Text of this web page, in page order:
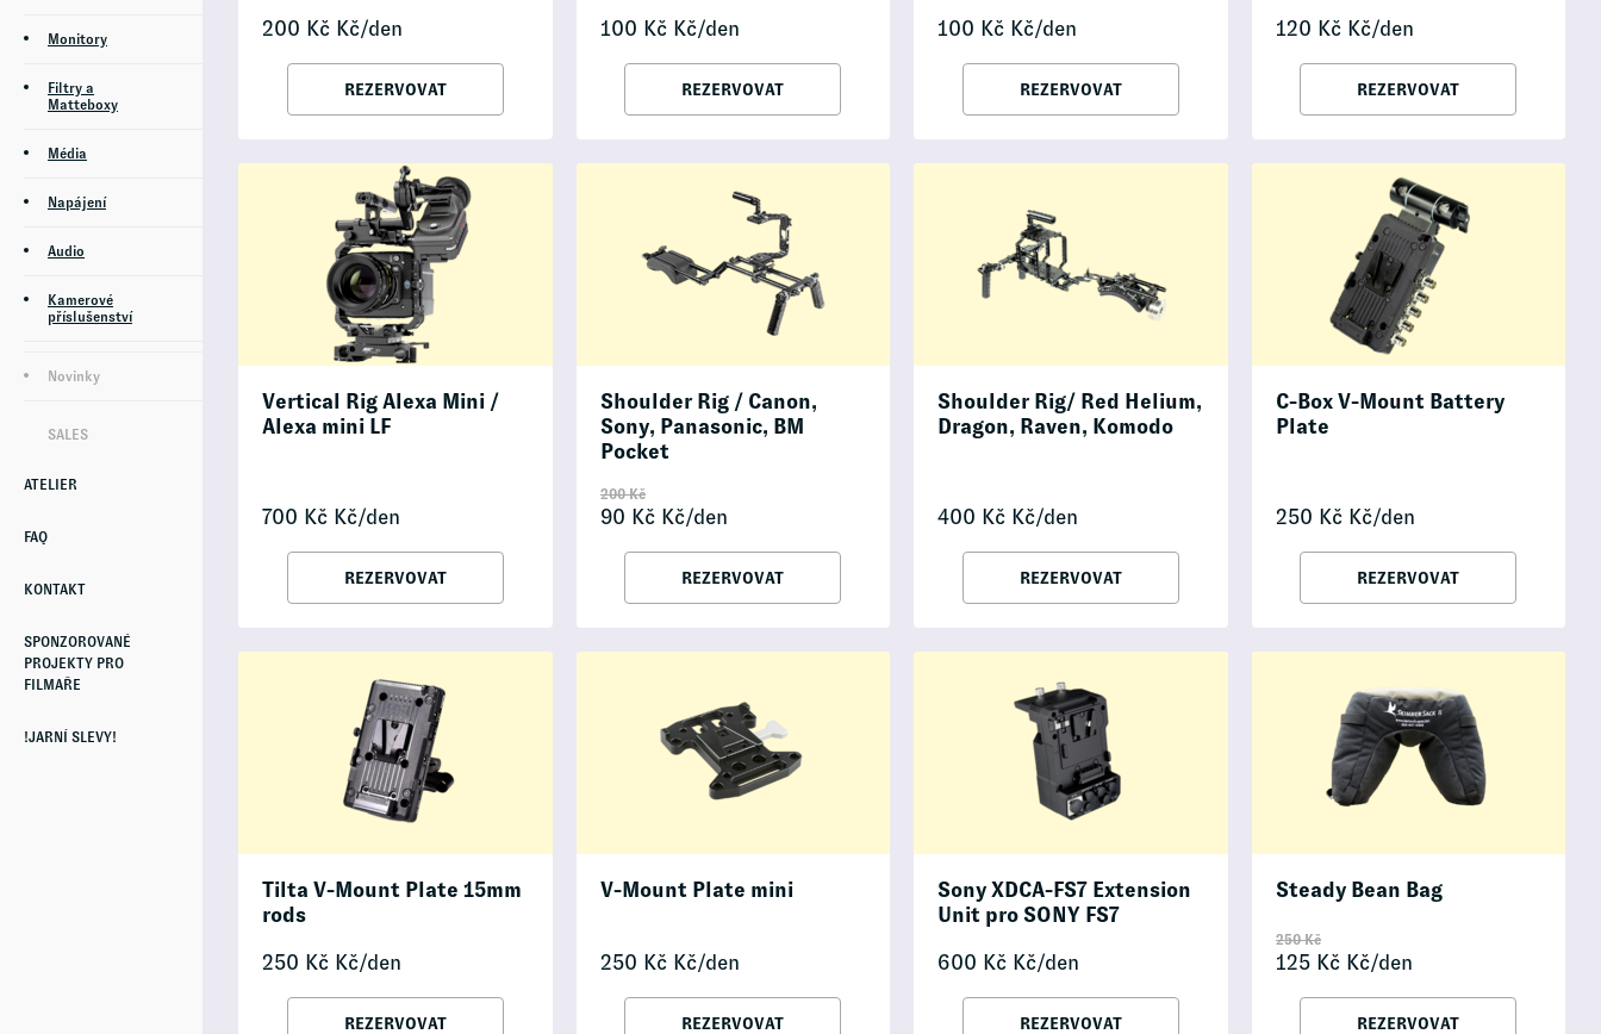
Monitory
Filtry a
Matteboxy
Média
Napájení
Audio
Kamerové
příslušenství
Novinky
SALES
ATELIER
FAQ
KONTAKT
SPONZOROVANÉ
PROJEKTY PRO
FILMAŘE
!JARNÍ SLEVY!
200 Kč Kč/den
REZERVOVAT
100 KčKč/den
REZERVOVAT
100 Kč Kč/den
REZERVOVAT
120 KčKč/den
REZERVOVAT
Vertical Rig Alexa Mini /
Alexa mini LF
700 Kč Kč/den
REZERVOVAT
Shoulder Rig / Canon,
Sony, Panasonic, BM
Pocket
200 Kč
90 KčKč/den
REZERVOVAT
Shoulder Rig/ Red Helium,
Dragon, Raven, Komodo
400 Kč Kč/den
REZERVOVAT
C-Box V-Mount Battery
Plate
250 KčKč/den
REZERVOVAT
Tilta V-Mount Plate 15mm
rods
250 Kč Kč/den
REZERVOVAT
V-Mount Plate mini
250 KčKč/den
REZERVOVAT
Sony XDCA-FS7 Extension
Unit pro SONY FS7
600 Kč Kč/den
REZERVOVAT
Steady Bean Bag
250 Kč
125 KčKč/den
REZERVOVAT